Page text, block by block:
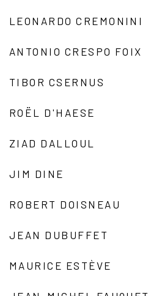
LEONARDO CREMONINI
ANTONIO CRESPO FOIX
TIBOR CSERNUS
ROËL D'HAESE
ZIAD DALLOUL
JIM DINE
ROBERT DOISNEAU
JEAN DUBUFFET
MAURICE ESTÈVE